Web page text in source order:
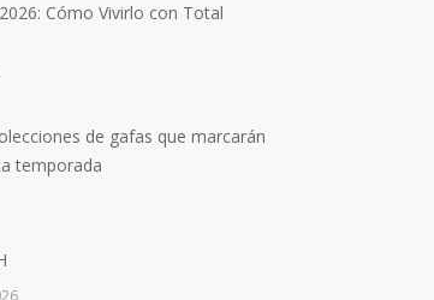
Cómo Vivirlo con Total
de gafas que marcarán
temporada